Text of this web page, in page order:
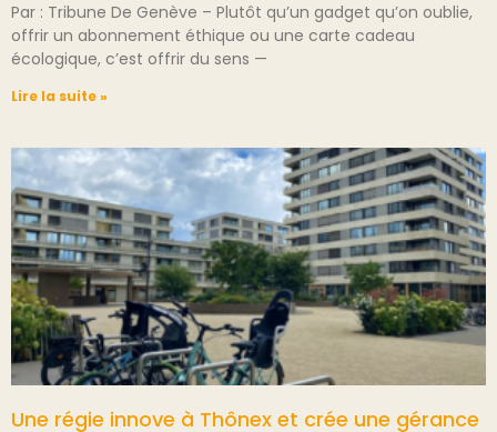
Par : Tribune De Genève – Plutôt qu’un gadget qu’on oublie,
offrir un abonnement éthique ou une carte cadeau
écologique, c’est offrir du sens —
Lire la suite »
Une régie innove à Thônex et crée une gérance